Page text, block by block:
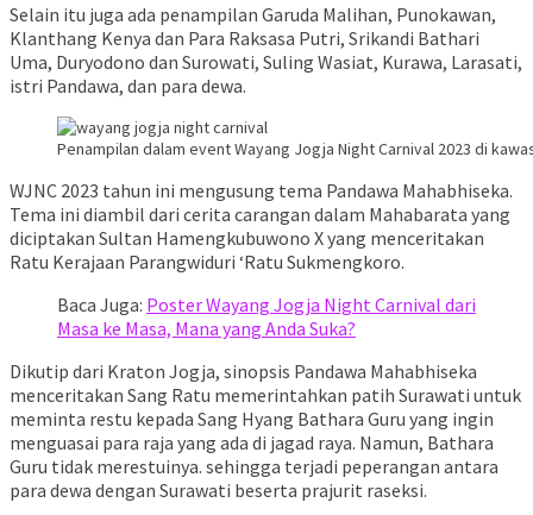
Selain itu juga ada penampilan Garuda Malihan, Punokawan,
Klanthang Kenya dan Para Raksasa Putri, Srikandi Bathari
Uma, Duryodono dan Surowati, Suling Wasiat, Kurawa, Larasati,
istri Pandawa, dan para dewa.
Penampilan dalam event Wayang Jogja Night Carnival 2023 di
WJNC 2023 tahun ini mengusung tema Pandawa Mahabhiseka.
Tema ini diambil dari cerita carangan dalam Mahabarata yang
diciptakan Sultan Hamengkubuwono X yang menceritakan
Ratu Kerajaan Parangwiduri ‘Ratu Sukmengkoro.
Baca Juga: Poster Wayang Jogja Night Carnival dari
Masa ke Masa, Mana yang Anda Suka?
Dikutip dari Kraton Jogja, sinopsis Pandawa Mahabhiseka
menceritakan Sang Ratu memerintahkan patih Surawati untuk
meminta restu kepada Sang Hyang Bathara Guru yang ingin
menguasai para raja yang ada di jagad raya. Namun, Bathara
Guru tidak merestuinya. sehingga terjadi peperangan antara
para dewa dengan Surawati beserta prajurit raseksi.